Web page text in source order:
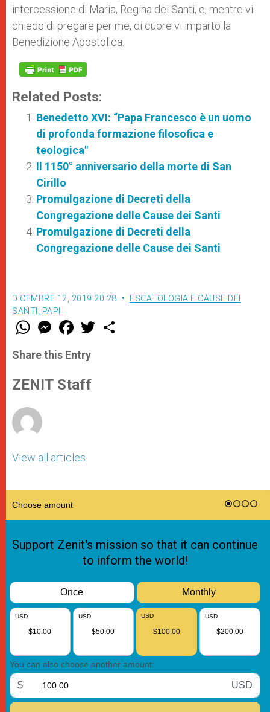
intercessione di Maria, Regina dei Santi, e, mentre vi
chiedo di pregare per me, di cuore vi imparto la
Benedizione Apostolica.
Related Posts:
Benedetto XVI: “Papa Francesco è un uomo
di profonda formazione filosofica e
teologica"
Il 1150° anniversario della morte di San
Cirillo
Promulgazione di Decreti della
Congregazione delle Cause dei Santi
Promulgazione di Decreti della
Congregazione delle Cause dei Santi
DICEMBRE 12, 2019 20:28
ESCATOLOGIA E CAUSE DEI
SANTI
PAPI
W
t
s
p
p
M
e
s
e
g
e
F
a
e
b
o
k
w
Share this Entry
ZENIT Staff
View all articles